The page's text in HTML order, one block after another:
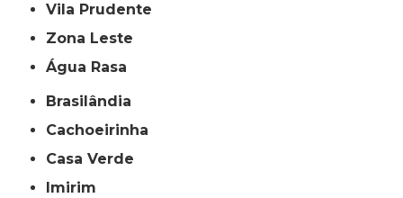
Vila Prudente
Zona Leste
Água Rasa
Brasilândia
Cachoeirinha
Casa Verde
Imirim